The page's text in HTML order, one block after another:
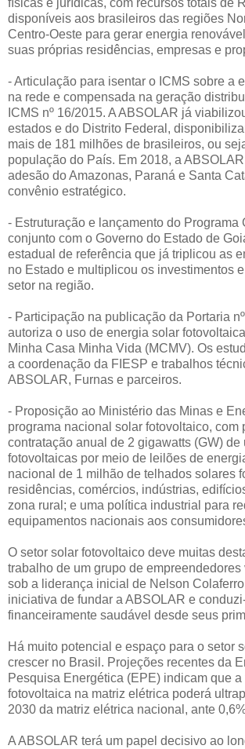
físicas e jurídicas, com recursos totais de
disponíveis aos brasileiros das regiões
Centro-Oeste para gerar energia
suas próprias residências, empresas e
- Articulação para isentar o ICMS sobre a
na rede e compensada na geração
ICMS nº 16/2015. A ABSOLAR já
estados e do Distrito Federal,
mais de 181 milhões de brasileiros, ou
população do País. Em 2018, a
adesão do Amazonas, Paraná e Santa
convênio estratégico.
- Estruturação e lançamento do Programa
conjunto com o Governo do Estado de
estadual de referência que já triplicou as
no Estado e multiplicou os investimentos
setor na região.
- Participação na publicação da Portaria
autoriza o uso de energia solar
Minha Casa Minha Vida (MCMV). Os
a coordenação da FIESP e trabalhos
ABSOLAR, Furnas e parceiros.
- Proposição ao Ministério das Minas e
programa nacional solar fotovoltaico, com
contratação anual de 2 gigawatts (GW) de
fotovoltaicas por meio de leilões de
nacional de 1 milhão de telhados solares
residências, comércios, indústrias,
zona rural; e uma política industrial para
equipamentos nacionais aos
O setor solar fotovoltaico deve muitas
trabalho de um grupo de empreendedores
sob a liderança inicial de Nelson
iniciativa de fundar a ABSOLAR e
financeiramente saudável desde seus
Há muito potencial e espaço para o setor
crescer no Brasil. Projeções recentes da
Pesquisa Energética (EPE) indicam que a
fotovoltaica na matriz elétrica poderá
2030 da matriz elétrica nacional, ante
A ABSOLAR terá um papel decisivo ao